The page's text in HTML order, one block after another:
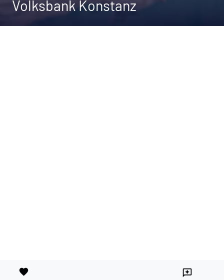
Volksbank Konstanz
favorite reviews